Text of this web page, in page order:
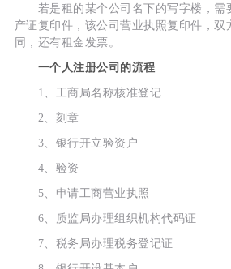
若是租的某个公司名下的写字楼，需
产证复印件，该公司营业执照复印件，双
同，还有租金发票。
一个人注册公司的流程
1、工商局名称核准登记
2、刻章
3、银行开立验资户
4、验资
5、申请工商营业执照
6、质监局办理组织机构代码证
7、税务局办理税务登记证